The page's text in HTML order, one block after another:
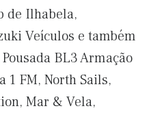
de Ilhabela,
Veículos e também
BL3 Armação
1 FM, North Sails,
Mar & Vela,